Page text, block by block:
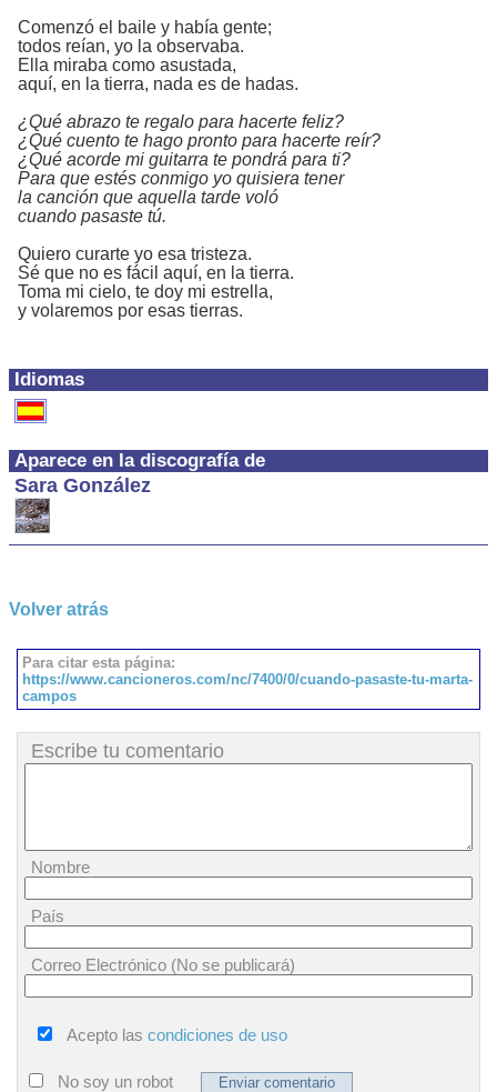
Idiomas
Aparece en la discografía de
Sara González
Comenzó el baile y había gente;
todos reían, yo la observaba.
Ella miraba como asustada,
aquí, en la tierra, nada es de hadas.
¿Qué abrazo te regalo para hacerte feliz?
¿Qué cuento te hago pronto para hacerte reír?
¿Qué acorde mi guitarra te pondrá para ti?
Para que estés conmigo yo quisiera tener
la canción que aquella tarde voló
cuando pasaste tú.
Quiero curarte yo esa tristeza.
Sé que no es fácil aquí, en la tierra.
Toma mi cielo, te doy mi estrella,
y volaremos por esas tierras.
Volver atrás
Para citar esta página:
https://www.cancioneros.com/nc/7400/0/cuando-pasaste-tu-marta-
campos
Escribe tu comentario
Nombre
País
Correo Electrónico (No se publicará)
Acepto las condiciones de uso
No soy un robot